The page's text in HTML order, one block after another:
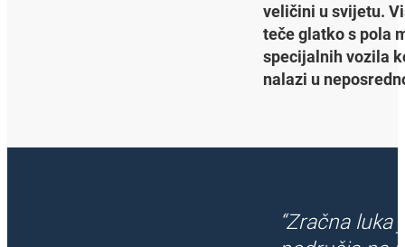
veličini u svijetu.
teče glatko s pola
specijalnih vozila
nalazi u
“Zračna